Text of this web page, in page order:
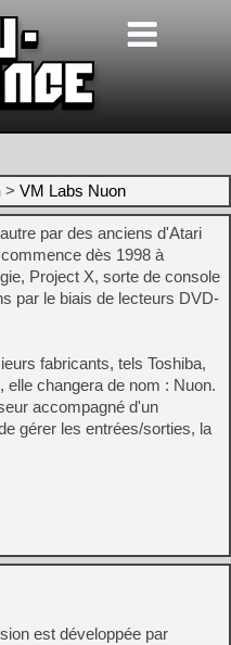
> VM Labs Nuon
par des anciens d'Atari
dès 1998 à
Project X, sorte de console
par le biais de lecteurs DVD-
fabricants, tels Toshiba,
elle changera de nom : Nuon.
accompagné d'un
gérer les entrées/sorties, la
est développée par